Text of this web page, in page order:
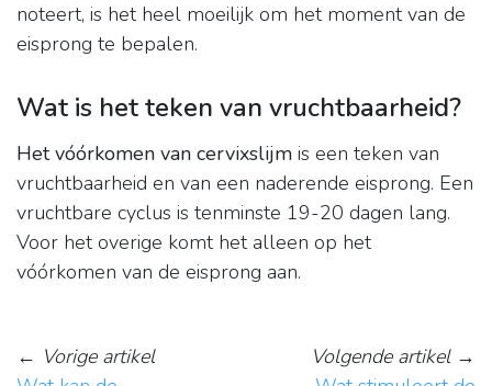
noteert, is het heel moeilijk om het moment van de
eisprong te bepalen.
Wat is het teken van vruchtbaarheid?
Het vóórkomen van cervixslijm is een teken van
vruchtbaarheid en van een naderende eisprong. Een
vruchtbare cyclus is tenminste 19-20 dagen lang.
Voor het overige komt het alleen op het
vóórkomen van de eisprong aan.
← Vorige artikel
Volgende artikel→